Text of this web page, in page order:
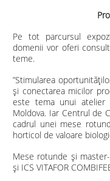
Pe tot parcursul
domenii vor oferi
teme.
”Stimularea
și conectarea micilor
este tema unui atelier
Moldova. Iar Centrul de
cadrul unei mese
horticol de valoare
Mese rotunde și
și ICS VITAFOR